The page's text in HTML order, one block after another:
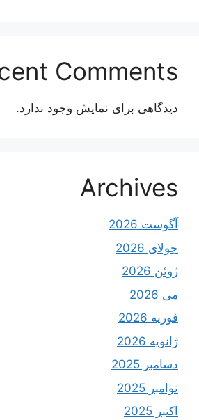
Comments
دیدگاهی برای نمایش وجود ندارد.
Archives
آگوست 2026
جولای 2026
ژوئن 2026
می 2026
فوریه 2026
ژانویه 2026
دسامبر 2025
نوامبر 2025
اکتبر 2025